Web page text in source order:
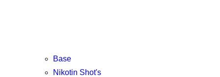
Base
Nikotin Shot's